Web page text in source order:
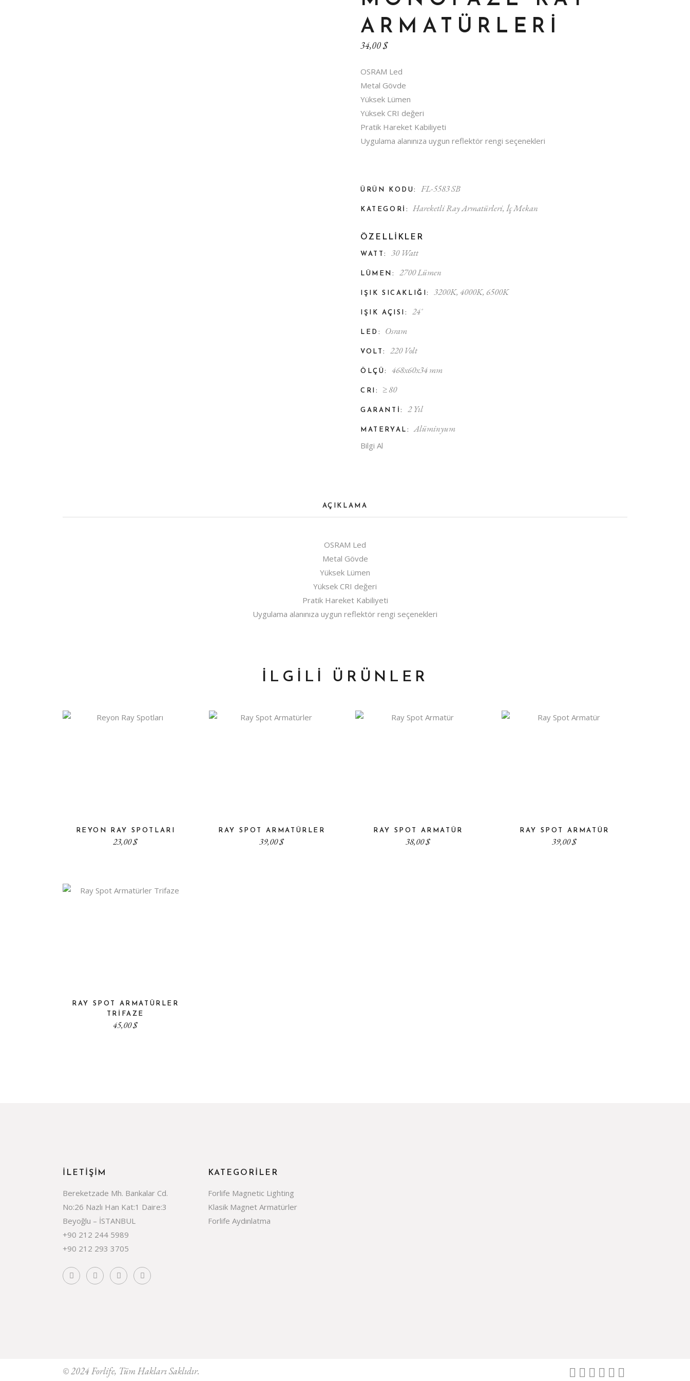
ARMATÜRLERI
34,00$
OSRAM Led
Metal Gövde
Yüksek Lümen
Yüksek CRI değeri
Pratik Hareket Kabiliyeti
Uygulama alanınıza uygun reflektör rengi seçenekleri
ÜRÜN KODU: FL-5583 SB
KATEGORI: Hareketli Ray Armatürleri,İç Mekan
ÖZELLIKLER
WATT: 30 Watt
LÜMEN: 2700 Lümen
IŞIK SICAKLIĞI: 3200K, 4000K, 6500K
IŞIK AÇISI: 24˚
LED: Osram
VOLT: 220 Volt
ÖLÇÜ: 468x60x34 mm
CRI: ​≥​ 80
GARANTI: 2 Yıl
MATERYAL: Alüminyum
Bilgi Al
AÇIKLAMA
OSRAM Led
Metal Gövde
Yüksek Lümen
Yüksek CRI değeri
Pratik Hareket Kabiliyeti
Uygulama alanınıza uygun reflektör rengi seçenekleri
İLGILI ÜRÜNLER
REYON RAY SPOTLARI
23,00$
RAY SPOT ARMATÜRLER
39,00$
RAY SPOT ARMATÜR
38,00$
RAY SPOT ARMATÜR
39,00$
RAY SPOT ARMATÜRLER
TRIFAZE
45,00$
İLETIŞIM
Bereketzade Mh. Bankalar Cd.
No:26 Nazlı Han Kat:1 Daire:3
Beyoğlu – İSTANBUL
+90 212 244 5989
+90 212 293 3705
KATEGORILER
Forlife Magnetic Lighting
Klasik Magnet Armatürler
Forlife Aydınlatma
© 2024Forlife, Tüm Hakları Saklıdır.